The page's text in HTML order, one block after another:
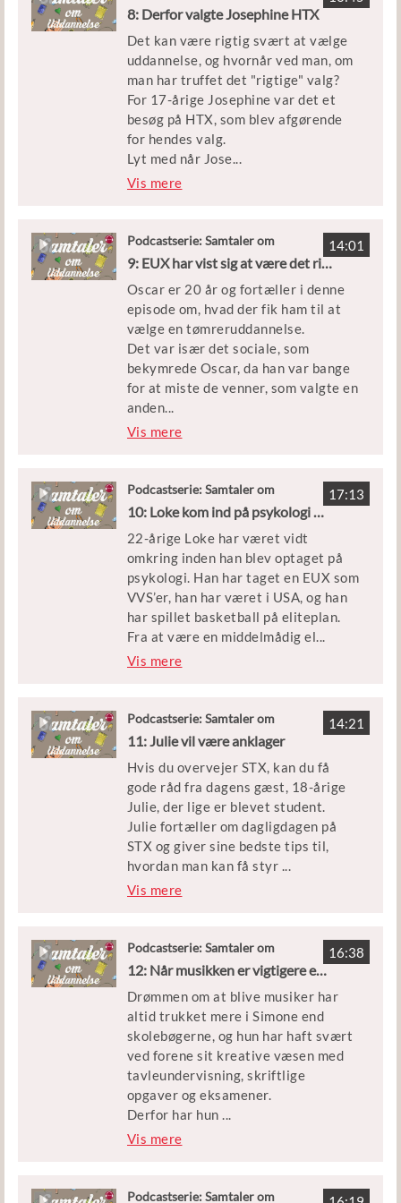
de er gode til i stedet for at kritisere
dem.
Lyt med og hør Jamils personlige
fortælling – og få indspark til
hvordan vi, du og jeg kan snakke med
vores børn, når de har det svært
eller måske har mistet troen på, at
de dur.
og hør, hvordan det var for Nada at
gå på et handelsgymnasium. Hun
giver også gode råd til de unge, der
snart skal starte - eller allerede går
på en ungdomsuddannelse.
Uddannelsesvejleder Karina
Meinecke er i studiet med Nada.
Uddannelse
8: Derfor valgte Josephine HTX
Det kan være rigtig svært at vælge
uddannelse, og hvornår ved man, om
man har truffet det "rigtige" valg?
For 17-årige Josephine var det et
besøg på HTX, som blev afgørende
for hendes valg.
Lyt med når Jose...
phine fortæller om sit
på, hvordan hun jonglerer fritid,
uddannelse og frivilligt arbejde i
Horsens, hvor hun bor.
Josephine er i studiet med Tim
Nelson, der er tovholder for
Uddannelse og Job ved
Ungdomscenter Horsens. Du kan
finde andre episoder af Samtaler om
Uddannelse i din podcastapp eller
her på siden.
Vis mere
14:01
Podcastserie: Samtaler om
Uddannelse
9: EUX har vist sig at være det rigtige for Oscar
Oscar er 20 år og fortæller i denne
episode om, hvad der fik ham til at
vælge en tømreruddannelse.
Det var især det sociale, som
bekymrede Oscar, da han var bange
for at miste de venner, som valgte en
anden...
uddannelsesvej. Heldigvis har det
Oscar med til gymnasiefesterne.
Oscar har sin mor med i studiet, da
hun har taget aktiv del i Oscars
uddannelsesrejse – og har flere gode
råd til de unges forældre.
De to bliver interviewet af Yrsa
Høyer, som er uddannelsesvejleder
for UU Kolding
Vis mere
17:13
Podcastserie: Samtaler om
Uddannelse
10: Loke kom ind på psykologi med en VVS-uddannelse
22-årige Loke har været vidt
omkring inden han blev optaget på
psykologi. Han har taget en EUX som
VVS’er, han har været i USA, og han
har spillet basketball på eliteplan.
Fra at være en middelmådig el...
ev, knækkede Loke pludselig koden
gode råd deler han ud af her i
podcasten.
Loke er i studiet med Kira Gilling
Hansen, der er projektleder for
Ditbarnsfremtid.
Vis mere
14:21
Podcastserie: Samtaler om
Uddannelse
11: Julie vil være anklager
Hvis du overvejer STX, kan du få
gode råd fra dagens gæst, 18-årige
Julie, der lige er blevet student.
Julie fortæller om dagligdagen på
STX og giver sine bedste tips til,
hvordan man kan få styr ...
på lektierne, så man kan holde fri
Inden Julie startede på gymnasiet,
legede hun med tanken om at blive
pædagog, psykolog eller lærer, men
de tre år på STX fik sporet Julie ind
på, at hun som anklager kunne
komme til at arbejde for, at alle får
en fair behandling. Og derfor er Julie
lige startet på jurastudiet.
Julie er i studiet med Tim Nelson,
der er tovholder for Uddannelse og
Vis mere
16:38
Podcastserie: Samtaler om
Uddannelse
12: Når musikken er vigtigere end bøger
Drømmen om at blive musiker har
altid trukket mere i Simone end
skolebøgerne, og hun har haft svært
ved forene sit kreative væsen med
tavleundervisning, skriftlige
opgaver og eksamener.
Derfor har hun ...
ikke taget den lige vej gennem
og holdt et sabbatår. Året efter
Vis mere
Podcastserie: Samtaler om